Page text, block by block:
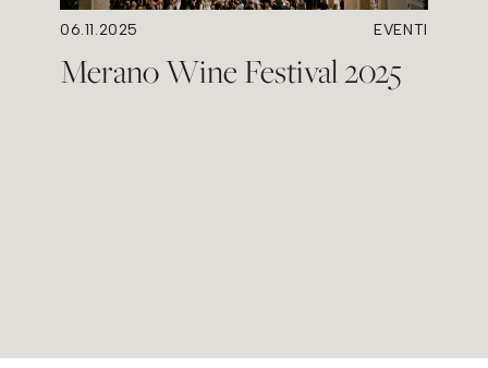
06.11.2025 EVENTI
Merano Wine Festival 2025